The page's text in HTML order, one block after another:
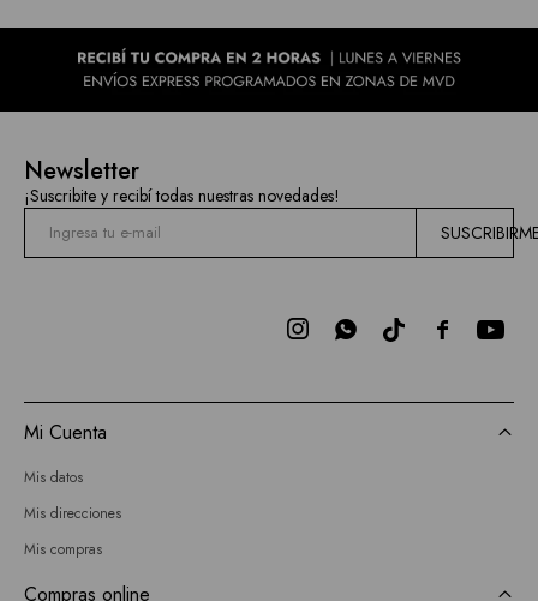
Newsletter
¡Suscribite y recibí todas nuestras novedades!

 
Mi Cuenta
Mis datos
Mis direcciones
Mis compras
Compras online